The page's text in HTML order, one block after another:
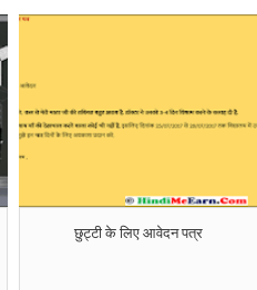
छुट्टी के लिए आवेदन पत्र